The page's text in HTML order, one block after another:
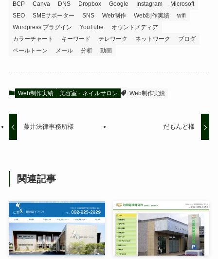
BCP Canva DNS Dropbox Google Instagram
Microsoft
SEO
SMEサポーター SNS Web制作 Web制作実績
wifi
Wordpress プラグイン
YouTube
オウンドメディア
カラーチャート
キーワード テレワーク ネットワーク
ブログ
ペールトーン
メール 分析 動画
Web制作実績 美容室・ネイルサロン Web制作実績
藤井法律事務所様 だもんど様
関連記事